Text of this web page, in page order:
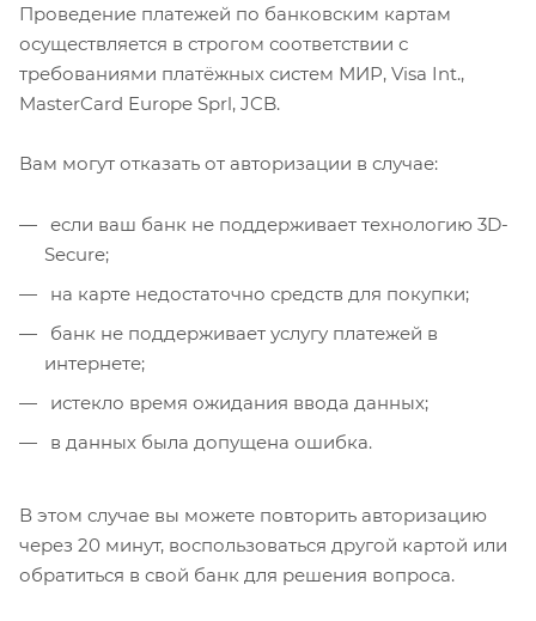
Проведение платежей по банковским картам
осуществляется в строгом соответствии с
требованиями платёжных систем МИР, Visa Int.,
MasterCard Europe Sprl, JCB.
Вам могут отказать от авторизации в случае:
если ваш банк не поддерживает технологию 3D-
Secure;
на карте недостаточно средств для покупки;
банк не поддерживает услугу платежей в
интернете;
истекло время ожидания ввода данных;
в данных была допущена ошибка.
В этом случае вы можете повторить авторизацию
через 20 минут, воспользоваться другой картой или
обратиться в свой банк для решения вопроса.